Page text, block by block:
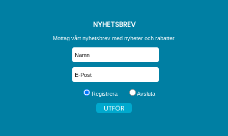
NYHETSBREV
Mottag vårt nyhetsbrev med nyheter och rabatter.
Registrera Avsluta